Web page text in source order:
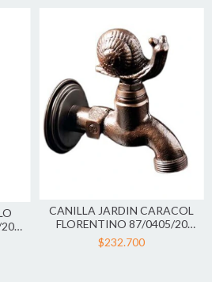
CANILLA JARDIN CARACOL
FLORENTINO 87/0405/20
ROBINET
$232.700